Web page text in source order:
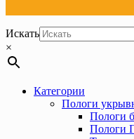
Искать
×
Категории
Пологи
Пологи
Пологи